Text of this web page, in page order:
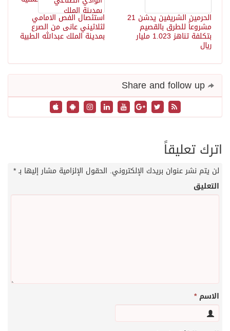
استئصال الفص الامامي
لثلاثيني عانى من الصرع
بمدينة الملك عبدالله الطبية
الحرمين الشريفين يدشن 21
مشروعاً للطرق بالقصيم
بتكلفة تناهز 1.023 مليار
ريال
اترك تعليقاً
لن يتم نشر عنوان بريدك الإلكتروني. الحقول الإلزامية مشار إليها بـ*
التعليق
الاسم*